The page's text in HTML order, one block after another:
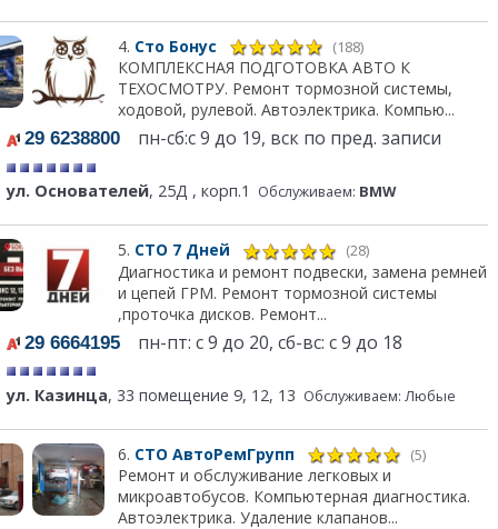
4. Сто Бонус (188)
КОМПЛЕКСНАЯ ПОДГОТОВКА АВТО К
ТЕХОСМОТРУ. Ремонт тормозной системы,
ходовой, рулевой. Автоэлектрика. Компью...
29 6238800 пн-сб:с 9 до 19, вск по пред. записи
ул. Основателей, 25Д , корп.1 Обслуживаем: BMW
5. СТО 7 Дней (28)
Диагностика и ремонт подвески, замена ремней
и цепей ГРМ. Ремонт тормозной системы
,проточка дисков. Ремонт...
29 6664195 пн-пт: с 9 до 20, сб-вс: с 9 до 18
ул. Казинца, 33 помещение 9, 12, 13 Обслуживаем: Любые
6. СТО АвтоРемГрупп (5)
Ремонт и обслуживание легковых и
микроавтобусов. Компьютерная диагностика.
Автоэлектрика. Удаление клапанов...